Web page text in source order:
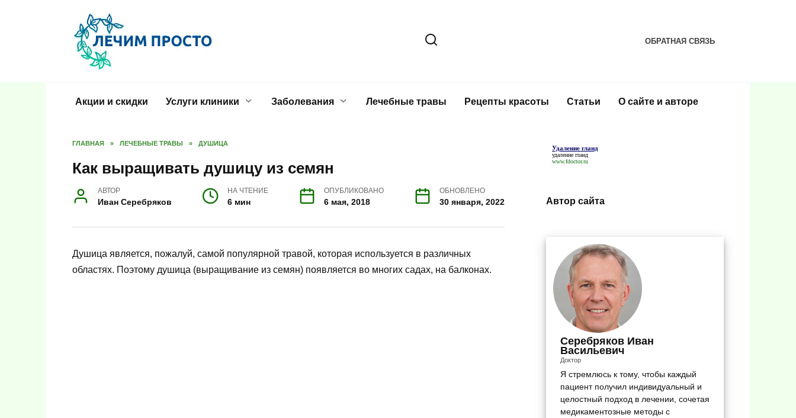
ОБРАТНАЯ СВЯЗЬ
Акции и скидки Услуги клиники Заболевания Лечебные травы Рецепты красоты Статьи О сайте и авторе
ГЛАВНАЯ » ЛЕЧЕБНЫЕ ТРАВЫ » ДУШИЦА
Как выращивать душицу из семян
АВТОР
Иван Серебряков
НА ЧТЕНИЕ
6 мин
ОПУБЛИКОВАНО
6 мая, 2018
ОБНОВЛЕНО
30 января, 2022
Душица является, пожалуй, самой популярной травой, которая используется в различных
областях. Поэтому душица (выращивание из семян) появляется во многих садах, на балконах.
Удаление гланд
удаление гланд
www.fdoctor.ru
Автор сайта
Серебряков Иван
Васильевич
Доктор
Я стремлюсь к тому, чтобы каждый
пациент получил индивидуальный и
целостный подход в лечении, сочетая
медикаментозные методы с